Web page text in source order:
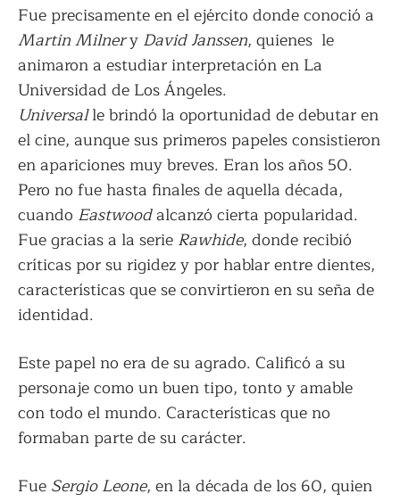
Fue precisamente en el ejército donde conoció a
Martin Milnery David Janssen, quienes le
animaron a estudiar interpretación en La
Universidad de Los Ángeles.
Universalle brindó la oportunidad de debutar en
el cine, aunque sus primeros papeles consistieron
en apariciones muy breves. Eran los años 50.
Pero no fue hasta finales de aquella década,
cuando Eastwoodalcanzó cierta popularidad.
Fue gracias a la serie Rawhide, donde recibió
críticas por su rigidez y por hablar entre dientes,
características que se convirtieron en su seña de
identidad.
Este papel no era de su agrado. Calificó a su
personaje como un buen tipo, tonto y amable
con todo el mundo. Características que no
formaban parte de su carácter.
Fue Sergio Leone, en la década de los 60, quien